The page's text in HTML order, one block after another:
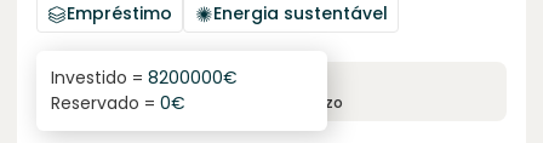
Empréstimo
Energia sustentável
6.1%
juro anual prazo
Investido = 8200000€
Reservado = 0€